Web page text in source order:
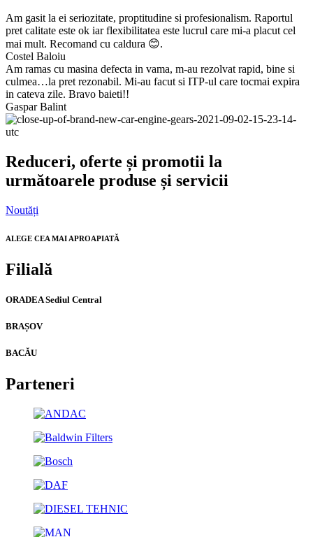
Am gasit la ei seriozitate, proptitudine si profesionalism. Raportul
pret calitate este ok iar flexibilitatea este lucrul care mi-a placut cel
mai mult. Recomand cu caldura 😊.
Costel Baloiu
Am ramas cu masina defecta in vama, m-au rezolvat rapid, bine si
culmea…la pret rezonabil. Mi-au facut si ITP-ul care tocmai expira
in cateva zile. Bravo baieti!!
Gaspar Balint
Reduceri, oferte și promotii la
următoarele produse și servicii
Noutăți
ALEGE CEA MAI APROAPIATĂ
Filială
ORADEA Sediul Central
BRAȘOV
BACĂU
Parteneri